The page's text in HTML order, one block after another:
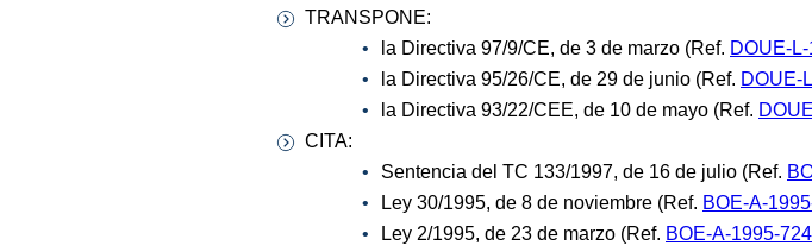
TRANSPONE:
la Directiva 97/9/CE, de 3 de marzo (Ref. DOUE-
la Directiva 95/26/CE, de 29 de junio (Ref. DOUE-
la Directiva 93/22/CEE, de 10 de mayo (Ref.
CITA:
Sentencia del TC 133/1997, de 16 de julio (Ref.
Ley 30/1995, de 8 de noviembre (Ref. BOE-A-
Ley 2/1995, de 23 de marzo (Ref. BOE-A-1995-